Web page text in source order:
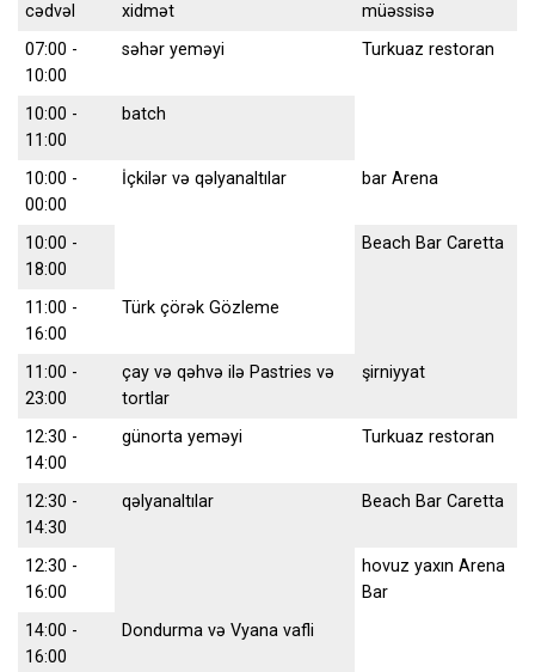
cədvəl xidmət
müəssisə
07:00 -
10:00
səhər yeməyi Turkuaz restoran
10:00 -
11:00
batch
10:00 -
00:00
İçkilər və qəlyanaltılar bar Arena
10:00 -
18:00
Beach Bar Caretta
11:00 -
16:00
Türk çörək Gözleme
11:00 -
23:00
çay və qəhvə ilə Pastries və
tortlar
şirniyyat
12:30 -
14:00
günorta yeməyi Turkuaz restoran
12:30 -
14:30
qəlyanaltılar Beach Bar Caretta
12:30 -
16:00
hovuz yaxın Arena
Bar
14:00 -
16:00
Dondurma və Vyana vafli